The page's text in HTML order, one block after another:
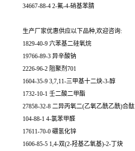
34667-88-4 2-氟-4-硝基苯腈
生产厂家优惠供应以下品种,欢迎咨询:
1829-40-9 六苯基二硅氧烷
19766-89-3 异辛酸钠
2226-96-2 阻聚剂701
1604-35-9 3,7,11-三甲基十二炔-3-醇
1732-10-1 壬二酸二甲酯
27858-32-8 二异丙氧二(乙氧乙酰乙酰)合酞
104-88-1 4-氯苯甲醛
17611-70-0 硼氢化锌
1606-85-5 1,4-双(2-羟基乙氧基)-2-丁炔